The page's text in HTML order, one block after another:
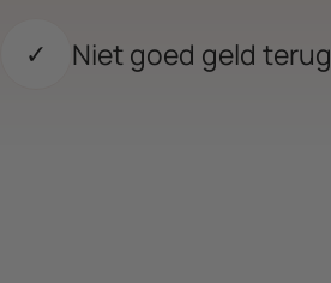
✓ Niet goed geld terug